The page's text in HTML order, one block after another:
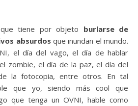
que tiene por objeto burlarse de
absurdos que inundan el mundo.
el día del vago, el día de hablar
zombie, el día de la paz, el día del
la fotocopia, entre otros. En tal
que yo, siendo más cool que
que tenga un OVNI, hable como